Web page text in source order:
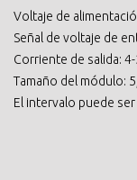
Voltaje de
Señal de voltaje de
Corriente de salida:
Tamaño del módulo:
El intervalo puede